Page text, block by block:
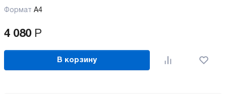
Формат А4
4 080 Р
В корзину